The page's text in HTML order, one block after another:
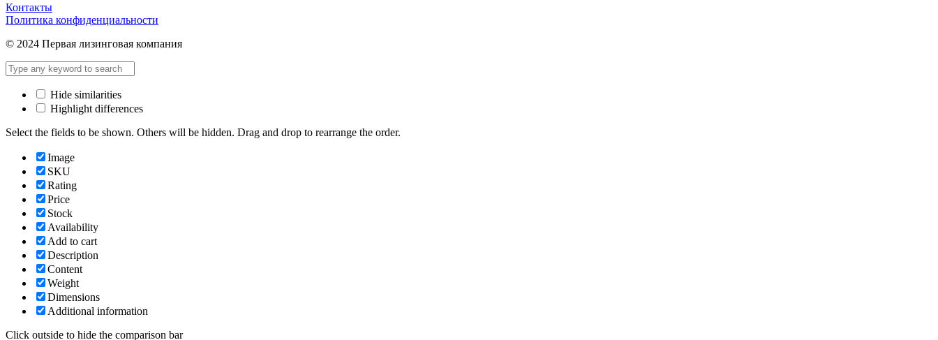
Контакты
Политика конфиденциальности
© 2024 Первая лизинговая компания
Hide similarities
Highlight differences
Select the fields to be shown. Others will be hidden. Drag and drop to rearrange the order.
Image
SKU
Rating
Price
Stock
Availability
Add to cart
Description
Content
Weight
Dimensions
Additional information
Click outside to hide the comparison bar